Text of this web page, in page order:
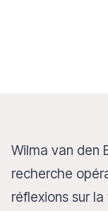
Wilma van den
recherche
réflexions sur